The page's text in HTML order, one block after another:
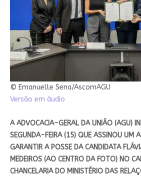
© Emanuelle Sena/AscomAGU
Versão em áudio
A ADVOCACIA-GERAL DA UNIÃO (AGU)
SEGUNDA-FEIRA (15) QUE ASSINOU UM
GARANTIR A POSSE DA CANDIDATA
MEDEIROS (AO CENTRO DA FOTO) NO
CHANCELARIA DO MINISTÉRIO DAS